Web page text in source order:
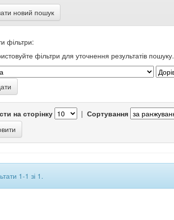
новий пошук
фільтри:
фільтри для уточнення результатів пошуку.
на сторінку | Сортування
1-1 зі 1.